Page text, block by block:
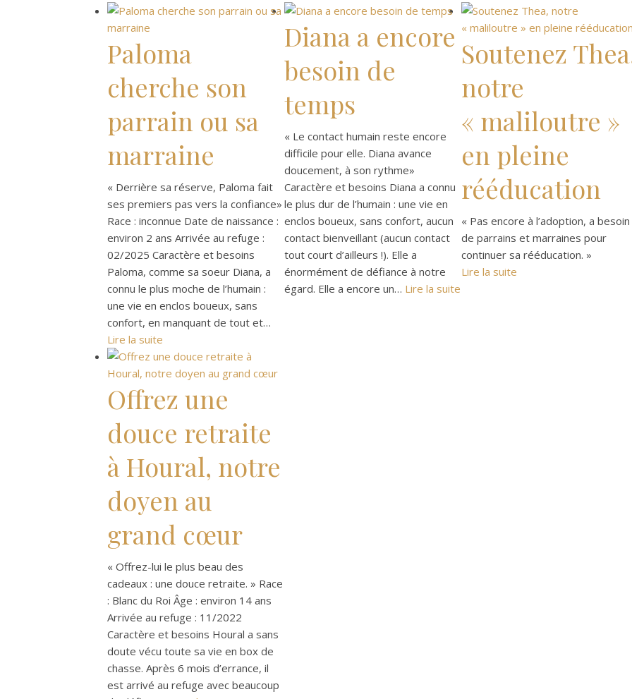
Paloma
cherche son
parrain ou sa
marraine
« Derrière sa réserve, Paloma fait
ses premiers pas vers la confiance»
Race : inconnue Date de naissance :
environ 2 ans Arrivée au refuge :
02/2025 Caractère et besoins
Paloma, comme sa soeur Diana, a
connu le plus moche de l’humain :
une vie en enclos boueux, sans
confort, en manquant de tout et…
Lire la suite
Diana a encore
besoin de
temps
« Le contact humain reste encore
difficile pour elle. Diana avance
doucement, à son rythme»
Caractère et besoins Diana a connu
le plus dur de l’humain : une vie en
enclos boueux, sans confort, aucun
contact bienveillant (aucun contact
tout court d’ailleurs !). Elle a
énormément de défiance à notre
égard. Elle a encore un… Lire la suite
Soutenez
notre
« maliloutre »
en pleine
rééducation
« Pas encore à l’adoption, a besoin
de parrains et marraines pour
continuer sa rééducation. »
Lire la suite
Offrez une
douce retraite
à Houral, notre
doyen au
grand cœur
« Offrez-lui le plus beau des
cadeaux : une douce retraite. » Race
: Blanc du Roi Âge : environ 14 ans
Arrivée au refuge : 11/2022
Caractère et besoins Houral a sans
doute vécu toute sa vie en box de
chasse. Après 6 mois d’errance, il
est arrivé au refuge avec beaucoup